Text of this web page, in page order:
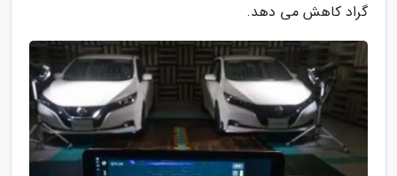
گراد کاهش می دهد.